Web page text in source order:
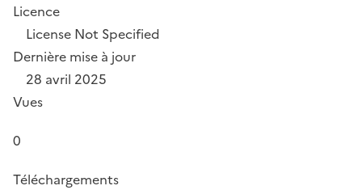
Licence
License Not Specified
Dernière mise à jour
28 avril 2025
Vues
0
Téléchargements